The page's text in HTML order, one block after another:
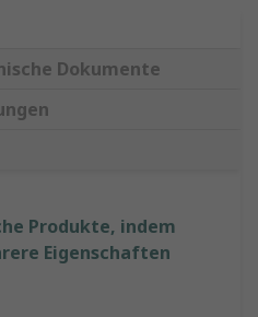
Dokumente
Produkte, indem
Eigenschaften